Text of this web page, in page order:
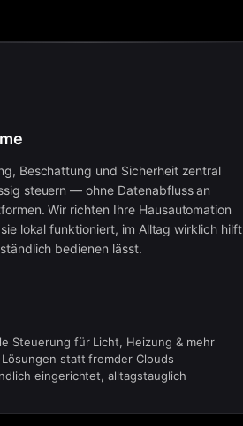
Beschattung und Sicherheit zentral
steuern — ohne Datenabfluss an
Wir richten Ihre Hausautomation
lokal funktioniert, im Alltag wirklich hilft
bedienen lässt.
Steuerung für Licht, Heizung & mehr
Lösungen statt fremder Clouds
eingerichtet, alltagstauglich